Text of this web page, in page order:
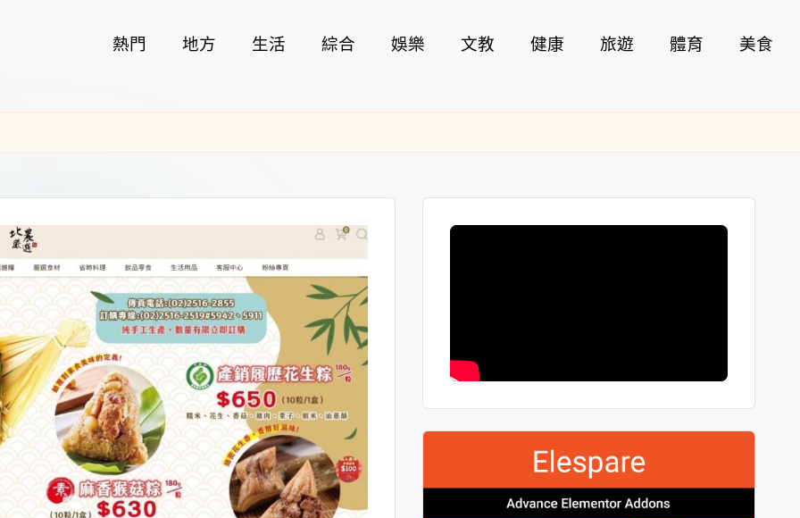
熱門 地方 生活 綜合 娛樂 文教 健康 旅遊 體育 美食